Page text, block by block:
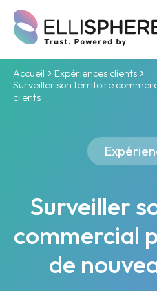
Accueil
Expériences clients
Surveiller son territoire
clients
Surveiller
commercial
de